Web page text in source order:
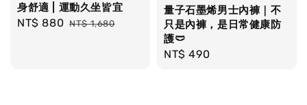
身舒適 | 運動久坐皆宜
Sale
NT$ 880 Regular
NT$ 1,680
量子石墨烯男士內褲｜不
只是內褲，是日常健康防
護🩲
Regular
NT$ 490